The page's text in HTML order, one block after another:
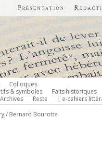
Présentation
Colloques
& symboles Faits historiques
Archives Reste
| e-cahiers
/ Bernard Bourotte